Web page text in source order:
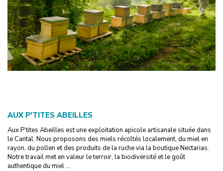
AUX P'TITES ABEILLES
Aux P’tites Abeilles est une exploitation apicole artisanale située dans
le Cantal. Nous proposons des miels récoltés localement, du miel en
rayon, du pollen et des produits de la ruche via la boutique Nectarias.
Notre travail met en valeur le terroir, la biodiversité et le goût
authentique du miel ...